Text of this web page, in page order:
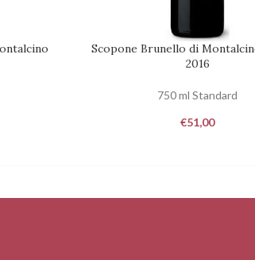
RICHIEDI DISPONIBILITÀ
Scopone Brunello di
2016
750 ml Standard
€51,00